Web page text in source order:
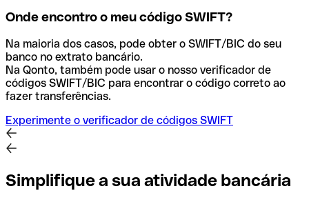
Onde encontro o meu código SWIFT?
Na maioria dos casos, pode obter o SWIFT/BIC do seu
banco no extrato bancário.
Na Qonto, também pode usar o nosso verificador de
códigos SWIFT/BIC para encontrar o código correto ao
fazer transferências.
Experimente o verificador de códigos SWIFT
Simplifique a sua atividade bancária